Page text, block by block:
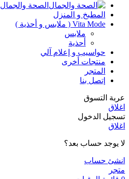
الصحة والجمال
المطبخ و المنزل
Vita Mode ( ملابس و أحذية )
ملابس
أحذية
حواسيب و إعلام آلي
منتجات أخرى
المتجر
إتصل بنا
عربة التسوق
اغلاق
تسجيل الدخول
اغلاق
لا يوجد حساب بعد؟
انشئ حساب
متجر